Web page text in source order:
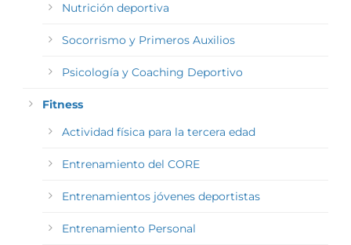
Nutrición deportiva
Socorrismo y Primeros Auxilios
Psicología y Coaching Deportivo
Fitness
Actividad física para la tercera edad
Entrenamiento del CORE
Entrenamientos jóvenes deportistas
Entrenamiento Personal